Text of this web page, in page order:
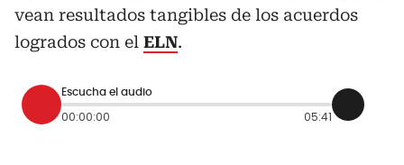
vean resultados tangibles de los acuerdos
logrados con el ELN.
Escucha el audio
00:00:00 05:41